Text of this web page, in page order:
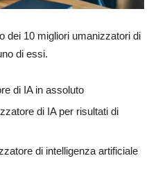
dei 10 migliori umanizzatori di
di essi.
di IA in assoluto
di IA per risultati di
di intelligenza artificiale